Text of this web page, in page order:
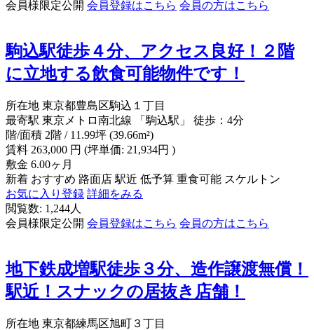
会員様限定公開 会員登録はこちら 会員の方はこちら
駒込駅徒歩４分、アクセス良好！２階
に立地する飲食可能物件です！
所在地 東京都豊島区駒込１丁目
最寄駅 東京メトロ南北線 「駒込駅」 徒歩：4分
階/面積 2階 / 11.99坪 (39.66m²)
賃料 263,000 円 (坪単価: 21,934円 )
敷金 6.00ヶ月
新着 おすすめ 路面店 駅近 低予算 重食可能 スケルトン
お気に入り登録 詳細をみる
閲覧数: 1,244人
会員様限定公開 会員登録はこちら 会員の方はこちら
地下鉄成増駅徒歩３分、造作譲渡無償！
駅近！スナックの居抜き店舗！
所在地 東京都練馬区旭町３丁目